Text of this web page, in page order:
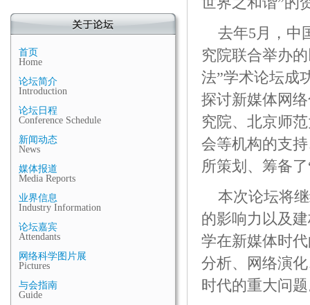
首页
Home
论坛简介
Introduction
论坛日程
Conference Schedule
新闻动态
News
媒体报道
Media Reports
业界信息
Industry Information
论坛嘉宾
Attendants
网络科学图片展
Pictures
与会指南
Guide
去年5月，中
究院联合举办
法”学术论坛成
探讨新媒体网
究院、北京师
会等机构的支
所策划、筹备
本次论坛将
的影响力以及
学在新媒体时
分析、网络演
时代的重大问